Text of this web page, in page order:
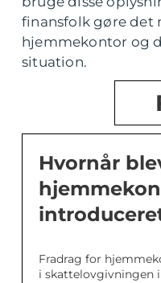
finansfolk gøre det
hjemmekontor og
situation.
Hvornår
Fradrag for
i skattelovgivningen